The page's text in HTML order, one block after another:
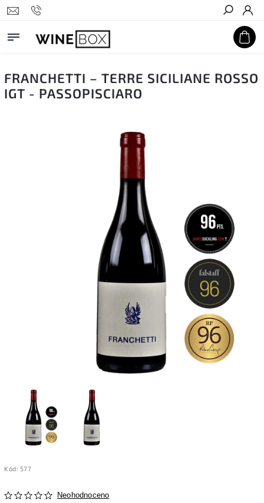
Hledat
FRANCHETTI – TERRE SICILIANE ROSSO
IGT - PASSOPISCIARO
Kód: 577
Neohodnoceno